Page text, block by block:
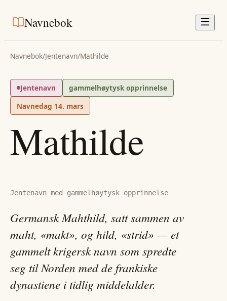
Navnebok
Navnebok/Jentenavn/Mathilde
Jentenavn
gammelhøytysk opprinnelse
Navnedag 14. mars
Mathilde
Jentenavn med gammelhøytysk opprinnelse
Germansk Mahthild, satt sammen av
maht, «makt», og hild, «strid» — et
gammelt krigersk navn som spredte
seg til Norden med de frankiske
dynastiene i tidlig middelalder.